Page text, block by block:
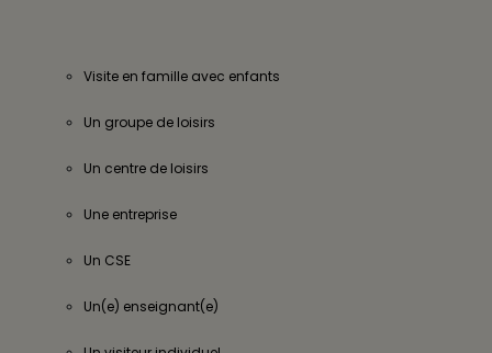
Visite en famille avec enfants
Un groupe de loisirs
Un centre de loisirs
Une entreprise
Un CSE
Un(e) enseignant(e)